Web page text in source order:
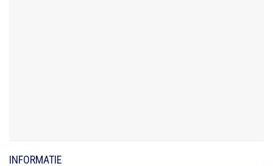
INFORMATIE